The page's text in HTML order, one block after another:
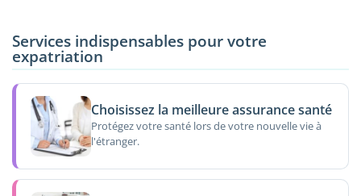
Services indispensables pour votre
expatriation
Choisissez la meilleure assurance santé
Protégez votre santé lors de votre nouvelle vie à
l'étranger.